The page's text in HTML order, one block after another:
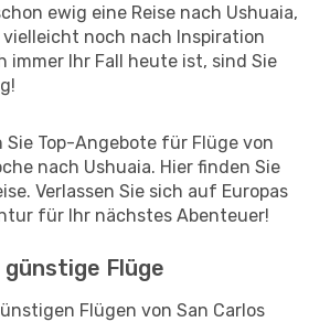
ewig eine Reise nach Ushuaia,
noch nach Inspiration
immer Ihr Fall heute ist, sind Sie
Sie Top-Angebote für Flüge von
nach Ushuaia. Hier finden Sie
Verlassen Sie sich auf Europas
für Ihr nächstes Abenteuer!
günstige Flüge
Flügen von San Carlos